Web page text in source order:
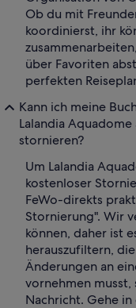
Ob du mit
koordinierst, ihr
über Favoriten
perfekten
Kann ich meine
Lalandia
stornieren?
Um Lalandia
kostenloser
FeWo-direkts
Stornierung". Wir
können, daher ist
herauszufiltern,
Änderungen an
vornehmen
Nachricht. Gehe in